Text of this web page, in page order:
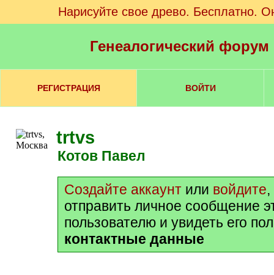
Нарисуйте свое древо. Бесплатно.
Генеалогический
РЕГИСТРАЦИЯ ВОЙТИ
trtvs
Котов Павел
Создайте аккаунт или войдите
отправить личное сообщение
пользователю и увидеть его
контактные данные